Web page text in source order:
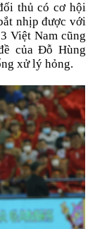
thủ có cơ hội
nhịp được với
Việt Nam cũng
của Đỗ Hùng
xử lý hỏng.